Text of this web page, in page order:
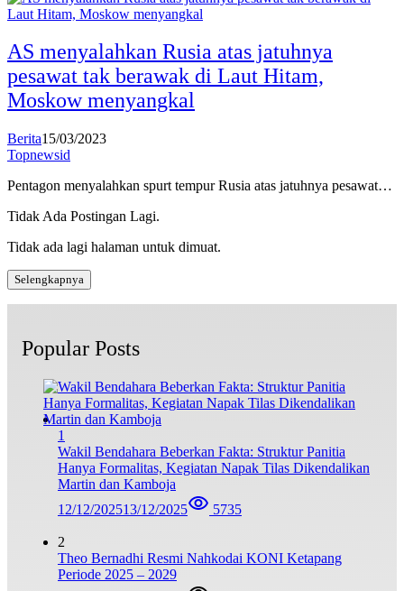
AS menyalahkan Rusia atas jatuhnya
pesawat tak berawak di Laut Hitam,
Moskow menyangkal
Berita15/03/2023
Topnewsid
Pentagon menyalahkan spurt tempur Rusia atas jatuhnya pesawat…
Tidak Ada Postingan Lagi.
Tidak ada lagi halaman untuk dimuat.
Selengkapnya
Popular Posts
1
Wakil Bendahara Beberkan Fakta: Struktur Panitia
Hanya Formalitas, Kegiatan Napak Tilas Dikendalikan
Martin dan Kamboja
12/12/202513/12/2025 5735
2
Theo Bernadhi Resmi Nahkodai KONI Ketapang
Periode 2025 – 2029